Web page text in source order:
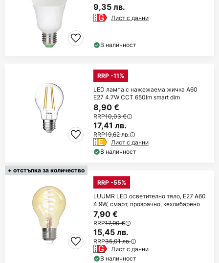
9,35 лв.
Лист с данни
В наличност
RRP -11%
LED лампа с нажежаема жичка A60
E27 4.7W CCT 650lm smart dim
8,90 €
RRP10,03 €
17,41 лв.
RRP19,62 лв.
Лист с данни
В наличност
+ отстъпка за количество
RRP -55%
LUUMR LED осветително тяло, E27 A60
4,9W, смарт, прозрачно, кехлибарено
7,90 €
RRP17,90 €
15,45 лв.
RRP35,01 лв.
Лист с данни
В наличност